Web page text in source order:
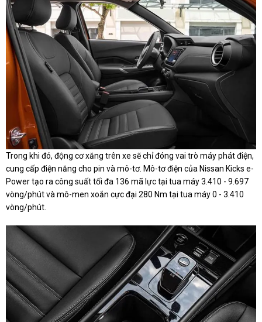
Trong khi đó, động cơ xăng trên xe sẽ chỉ đóng vai trò máy phát điện,
cung cấp điện năng cho pin và mô-tơ. Mô-tơ điện của Nissan Kicks e-
Power tạo ra công suất tối đa 136 mã lực tại tua máy 3.410 - 9.697
vòng/phút và mô-men xoắn cực đại 280 Nm tại tua máy 0 - 3.410
vòng/phút.